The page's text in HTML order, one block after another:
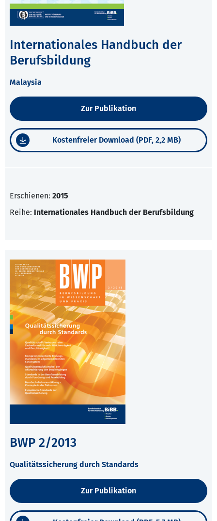
Internationales Handbuch der
Berufsbildung
Malaysia
Zur Publikation
Kostenfreier Download (PDF, 2,2 MB)
Erschienen: 2015
Reihe: Internationales Handbuch der Berufsbildung
BWP 2/2013
Qualitätssicherung durch Standards
Zur Publikation